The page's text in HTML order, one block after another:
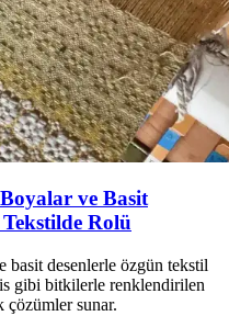
ve Basit
Rolü
desenlerle özgün tekstil
gibi bitkilerle renklendirilen
sunar.